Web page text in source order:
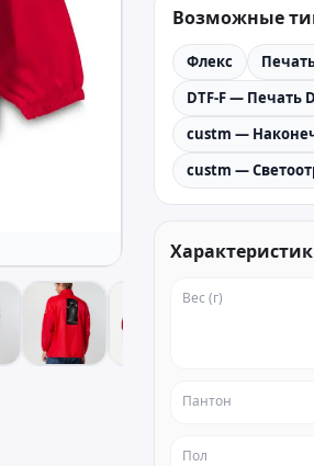
Возможные
Флекс
DTF-F — Печать
custm —
custm —
Вес (г)
Пантон
Пол